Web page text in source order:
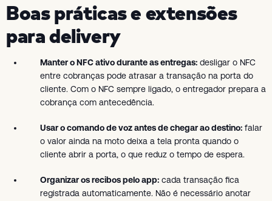
Boas práticas e extensões
para delivery
Manter o NFC ativo durante as entregas: desligar o NFC
entre cobranças pode atrasar a transação na porta do
cliente. Com o NFC sempre ligado, o entregador prepara a
cobrança com antecedência.
Usar o comando de voz antes de chegar ao destino: falar
o valor ainda na moto deixa a tela pronta quando o
cliente abrir a porta, o que reduz o tempo de espera.
Organizar os recibos pelo app: cada transação fica
registrada automaticamente. Não é necessário anotar